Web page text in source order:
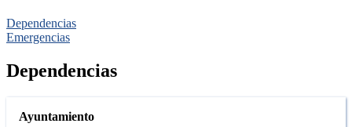
Dependencias
Emergencias
Dependencias
Ayuntamiento